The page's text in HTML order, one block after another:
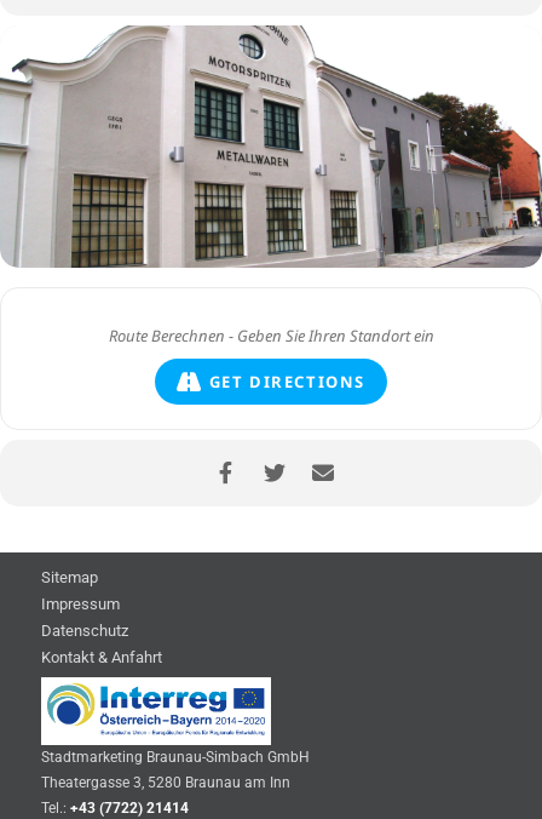
GET DIRECTIONS
Sitemap
Impressum
Datenschutz
Kontakt & Anfahrt
Stadtmarketing Braunau-Simbach GmbH
Theatergasse 3, 5280 Braunau am Inn
Tel.: +43 (7722) 21414